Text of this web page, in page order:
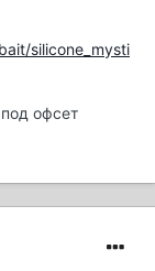
silicone_mysti
офсет